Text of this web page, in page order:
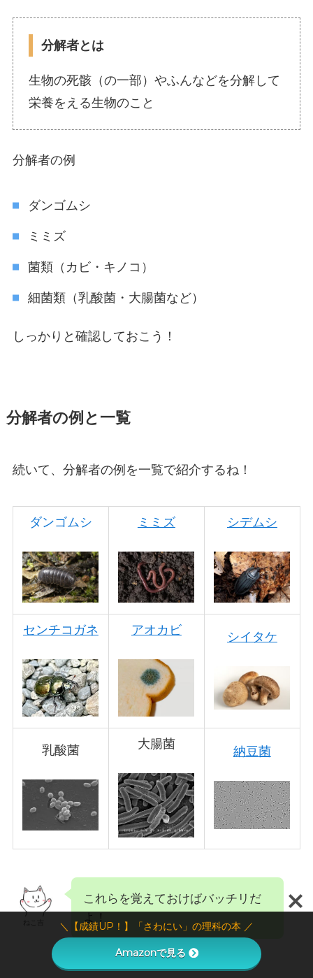
分解者とは
生物の死骸（の一部）やふんなどを分解して
栄養をえる生物のこと
分解者の例
ダンゴムシ
ミミズ
菌類（カビ・キノコ）
細菌類（乳酸菌・大腸菌など）
しっかりと確認しておこう！
分解者の例と一覧
続いて、分解者の例を一覧で紹介するね！
ダンゴムシ ミミズ シデムシ
センチコガネ アオカビ シイタケ
乳酸菌 大腸菌
納豆菌
これらを覚えておけばバッチリだ
よ！
＼【成績UP！】「さわにい」の理科の本 ／
Amazonで見る